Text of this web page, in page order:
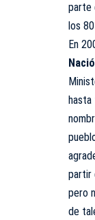
parte
los
En
hasta
partir
pero
de